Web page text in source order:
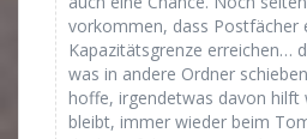
vorkommen, dass Postfächer
Kapazitätsgrenze erreichen…
was in andere Ordner
hoffe, irgendetwas davon hilft
bleibt, immer wieder beim